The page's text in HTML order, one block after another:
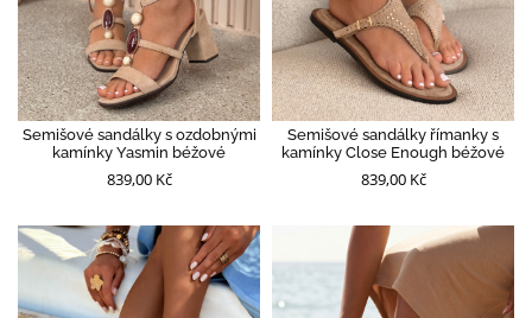
Semišové sandálky s ozdobnými
kamínky Yasmin béžové
839,00 Kč
Semišové sandálky římanky s
kamínky Close Enough béžové
839,00 Kč